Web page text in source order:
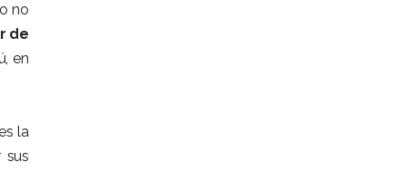
no
de
en
la
sus